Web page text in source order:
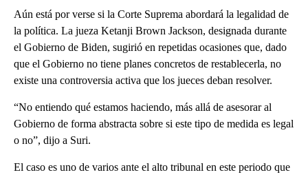
Aún está por verse si la Corte Suprema abordará la legalidad de
la política. La jueza Ketanji Brown Jackson, designada durante
el Gobierno de Biden, sugirió en repetidas ocasiones que, dado
que el Gobierno no tiene planes concretos de restablecerla, no
existe una controversia activa que los jueces deban resolver.
“No entiendo qué estamos haciendo, más allá de asesorar al
Gobierno de forma abstracta sobre si este tipo de medida es legal
o no”, dijo a Suri.
El caso es uno de varios ante el alto tribunal en este periodo que